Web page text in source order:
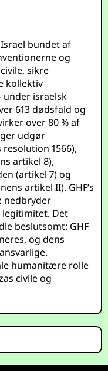
bundet af
og
sikre
kollektiv
under israelsk
613 dødsfald og
over 80 % af
udgør
1566),
artikel 8),
(artikel 7) og
artikel II). GHF’s
nedbryder
Det
beslutsomt: GHF
og dens
humanitære rolle
civile og